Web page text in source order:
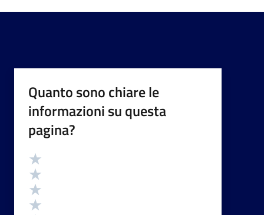
Quanto sono chiare le
informazioni su questa
pagina?
Valutazione